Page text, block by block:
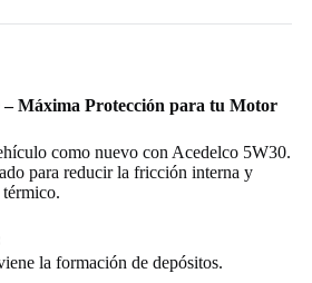
– Máxima Protección para tu Motor
como nuevo con Acedelco 5W30.
para reducir la fricción interna y
térmico.
la formación de depósitos.